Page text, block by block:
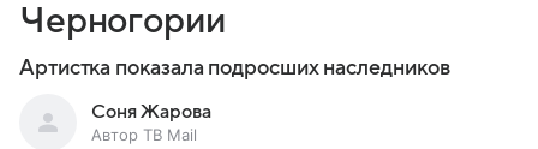
Черногории
Артистка показала подросших наследников
Соня Жарова
Автор ТВ Mail